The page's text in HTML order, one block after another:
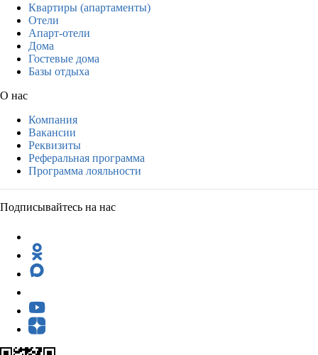
Квартиры (апартаменты)
Отели
Апарт-отели
Дома
Гостевые дома
Базы отдыха
О нас
Компания
Вакансии
Реквизиты
Реферальная программа
Программа лояльности
Подписывайтесь на нас